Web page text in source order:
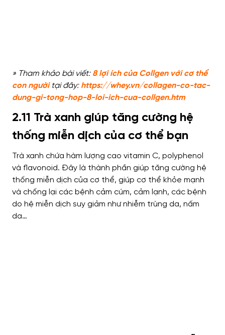
» Tham khảo bài viết: 8 lợi ích của Collgen với cơ thể
con người tại đây: https://whey.vn/collagen-co-tac-
dung-gi-tong-hop-8-loi-ich-cua-collgen.htm
2.11 Trà xanh giúp tăng cường hệ
thống miễn dịch của cơ thể bạn
Trà xanh chứa hàm lượng cao vitamin C, polyphenol
và flavonoid. Đây là thành phần giúp tăng cường hệ
thống miễn dịch của cơ thể, giúp cơ thể khỏe mạnh
và chống lại các bệnh cảm cúm, cảm lạnh, các bệnh
do hệ miễn dịch suy giảm như nhiễm trùng da, nấm
da…